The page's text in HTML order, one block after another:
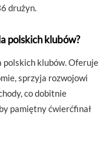
drużyn.
polskich klubów?
polskich klubów. Oferuje
sprzyja rozwojowi
co dobitnie
pamiętny ćwierćfinał